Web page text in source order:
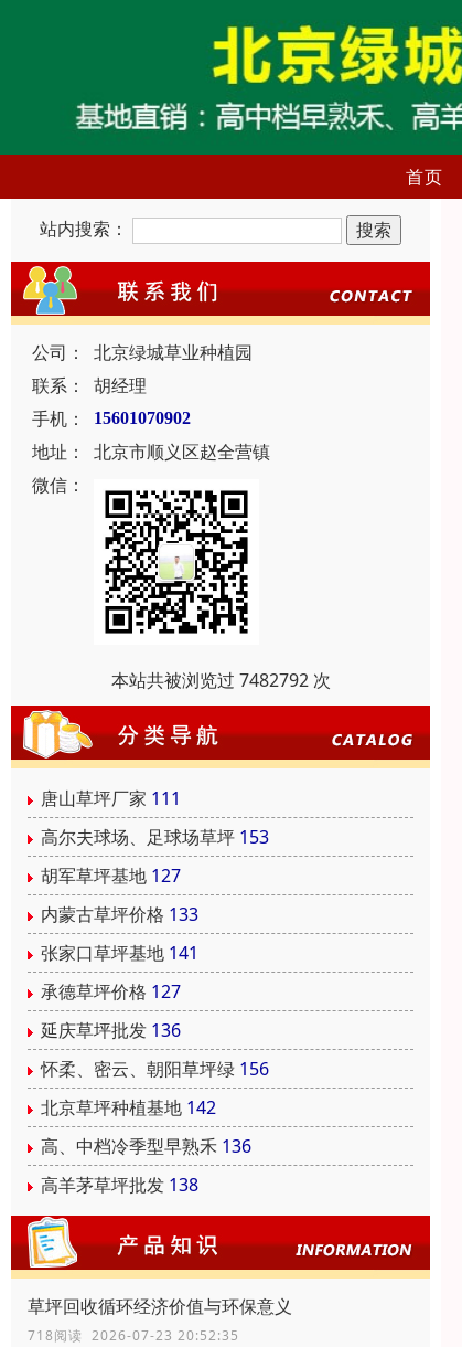
首页
站内搜索：
公司：
北京绿城草业种植园
联系：
胡经理
手机：
15601070902
地址：
北京市顺义区赵全营镇
微信：
本站共被浏览过 7482792 次
唐山草坪厂家 111
高尔夫球场、足球场草坪 153
胡军草坪基地 127
内蒙古草坪价格 133
张家口草坪基地 141
承德草坪价格 127
延庆草坪批发 136
怀柔、密云、朝阳草坪绿 156
北京草坪种植基地 142
高、中档冷季型早熟禾 136
高羊茅草坪批发 138
草坪回收循环经济价值与环保意义
718阅读 2026-07-23 20:52:35